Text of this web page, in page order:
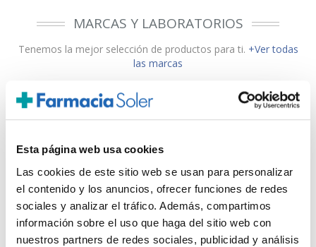
Esta página web usa cookies
Las cookies de este sitio web se usan para personalizar
el contenido y los anuncios, ofrecer funciones de redes
sociales y analizar el tráfico. Además, compartimos
información sobre el uso que haga del sitio web con
nuestros partners de redes sociales, publicidad y análisis
MARCAS Y LABORATORIOS
Tenemos la mejor selección de productos para ti. +Ver todas
las marcas